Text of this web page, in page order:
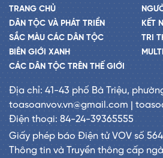
TRANG CHỦ
DÂN TỘC VÀ PHÁT TRIỂN
SẮC MÀU CÁC DÂN TỘC
BIÊN GIỚI XANH
CÁC DÂN TỘC TRÊN THẾ GIỚI
KẾT
TRI
Địa chỉ: 41-43 phố Bà Triệu,
toasoanvov.vn@gmail.com |
Điện thoại: 84-24-39365555
Giấy phép báo Điện tử VOV số
Thông tin và Truyền thông cấp